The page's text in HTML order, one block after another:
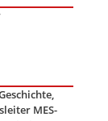
,
MES-